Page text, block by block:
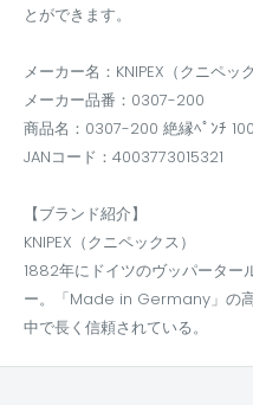
とができます。
メーカー名：KNIPEX（クニペッ
メーカー品番：0307-200
商品名：0307-200 絶縁ﾍﾟﾝﾁ
JANコード：4003773015321
【ブランド紹介】
KNIPEX（クニペックス）
1882年にドイツのヴッパーター
ー。「Made in Germany」の
中で長く信頼されている。